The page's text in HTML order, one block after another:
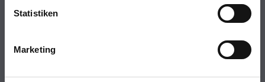
Statistiken
Marketing
Putze- und Spachtelmassen
Wand- & Deckenbeläge
Verbrauchsmaterialien